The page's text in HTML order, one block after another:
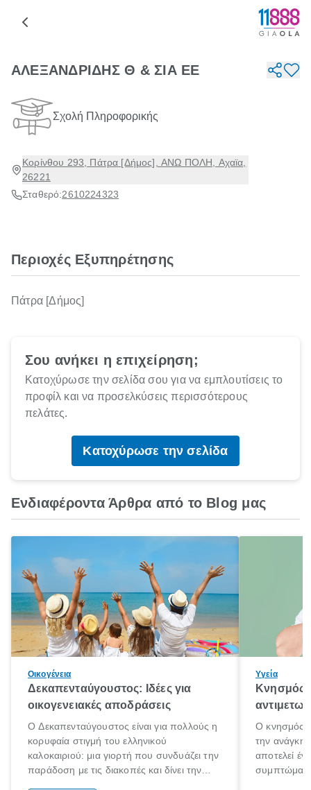
ΑΛΕΞΑΝΔΡΙΔΗΣ Θ & ΣΙΑ ΕΕ
Σχολή Πληροφορικής
Κορίνθου 293, Πάτρα [Δήμος], ΑΝΩ ΠΟΛΗ, Αχαϊα,
26221
Σταθερό:2610224323
Περιοχές Εξυπηρέτησης
Πάτρα [Δήμος]
Σου ανήκει η επιχείρηση;
Κατοχύρωσε την σελίδα σου για να εμπλουτίσεις το
προφίλ και να προσελκύσεις περισσότερους
πελάτες.
Κατοχύρωσε την σελίδα
Ενδιαφέροντα Άρθρα από το Blog μας
Οικογένεια
Δεκαπενταύγουστος: Ιδέες για
οικογενειακές αποδράσεις
Ο Δεκαπενταύγουστος είναι για πολλούς η
κορυφαία στιγμή του ελληνικού
καλοκαιριού: μια γιορτή που συνδυάζει την
παράδοση με τις διακοπές και δίνει την
Υγεία
Κνησμός:
Ο κνησμός
την ανάγκη
αποτελεί